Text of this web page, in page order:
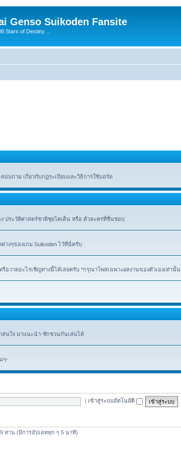
Genso Suikoden Fansite
Stars of Destiny ...
อบถาม เกี่ยวกับกฎระเบียบและวิธิการใช้บอร์ด
ง ประวัติศาสตร์ชาติซุยโคเด็น หรือ ตัวละครที่ชื่นชอบ
างๆของเกม Suikoden ไว้ที่นี่ครับ
วาดอะไรเชิญทางนี้ได้เลยครับ *กรุณาโพสเฉพาะผลงานของตัวเองเท่านั้น
สนใจ มาแนะนำ-ชักชวนกันเล่นได้
ๆ-
เข้าสู่ระบบอัตโนมัติ
ท่าน (มีการอัปเดททุก ๆ 5 นาที)